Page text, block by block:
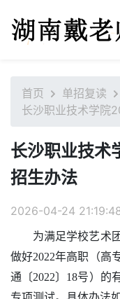
首页
单招复读
长沙职业技术学院
长沙职业技术
招生办法
2026-04-24
为满足学校艺术
做好2022年高职（高
通〔2022〕18号）的